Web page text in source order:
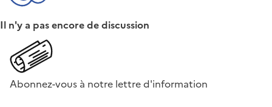
Il n'y a pas encore de discussion
Abonnez-vous à notre lettre d'information